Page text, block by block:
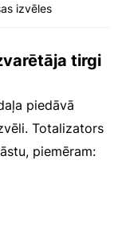
izvēles
tirgi
piedāvā
Totalizators
piemēram: